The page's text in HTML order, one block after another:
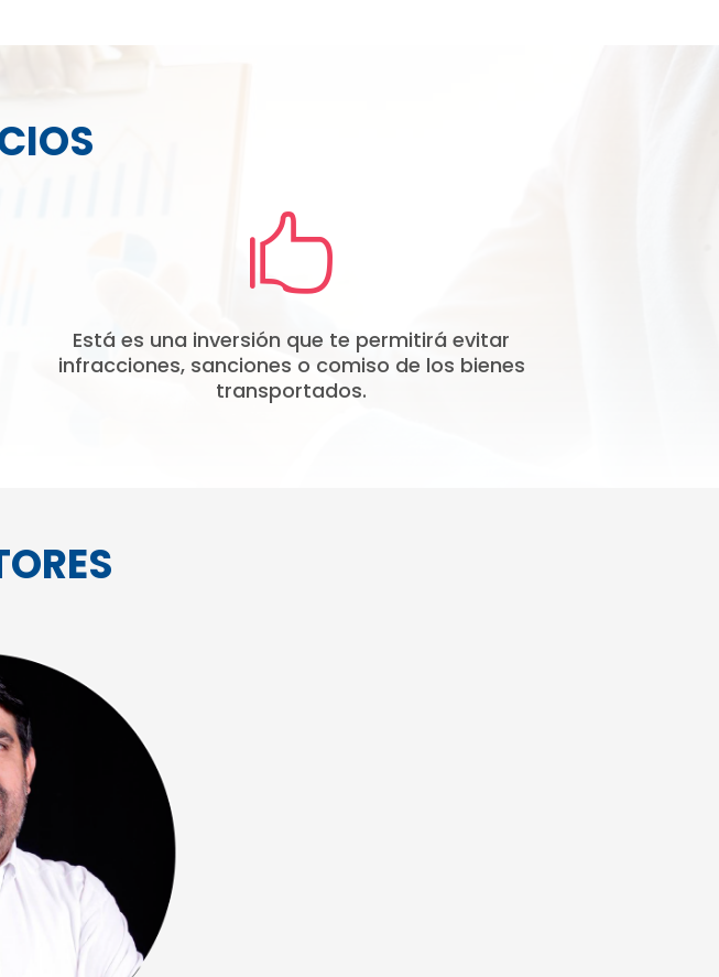

Está es una inversión que te permitirá evitar
infracciones, sanciones o comiso de los bienes
transportados.